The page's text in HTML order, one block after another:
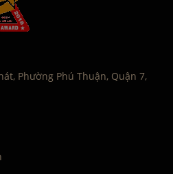
Phường Phú Thuận, Quận 7,